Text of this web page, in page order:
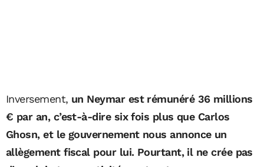
Inversement, un Neymar est rémunéré 36 millions
€ par an, c’est-à-dire six fois plus que Carlos
Ghosn, et le gouvernement nous annonce un
allègement fiscal pour lui. Pourtant, il ne crée pas